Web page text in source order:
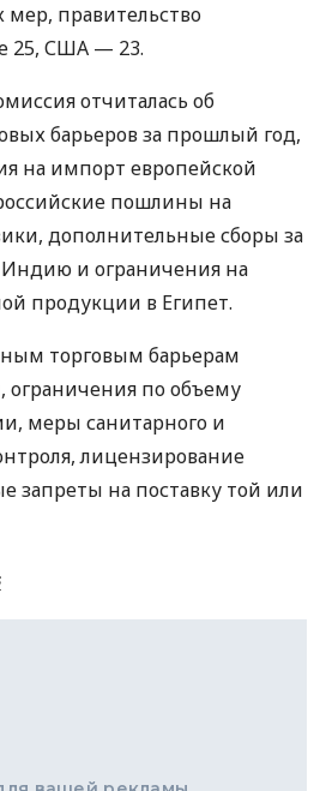
правительство
25, США — 23.
отчиталась об
барьеров за прошлый год,
на импорт европейской
пошлины на
дополнительные сборы за
Индию и ограничения на
продукции в Египет.
торговым барьерам
ограничения по объему
меры санитарного и
лицензирование
запреты на поставку той или